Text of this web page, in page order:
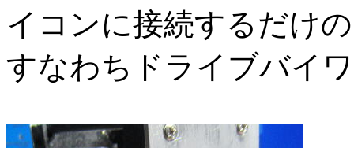
イコンに接続するだけ
すなわちドライブバイ